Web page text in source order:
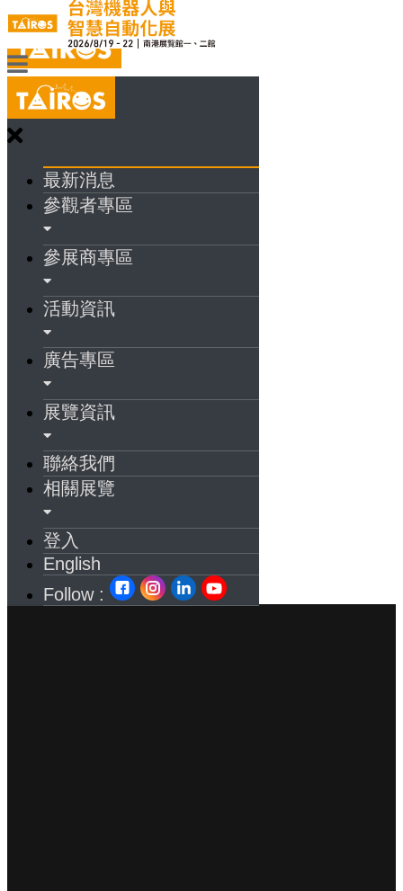
最新消息
參觀者專區
參展商專區
活動資訊
廣告專區
展覽資訊
聯絡我們
相關展覽
登入
English
Follow :